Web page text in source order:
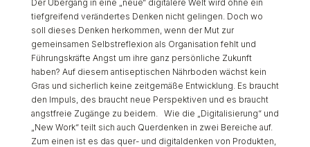
Der Übergang in eine „neue“ digitalere Welt wird ohne ein
tiefgreifend verändertes Denken nicht gelingen. Doch wo
soll dieses Denken herkommen, wenn der Mut zur
gemeinsamen Selbstreflexion als Organisation fehlt und
Führungskräfte Angst um ihre ganz persönliche Zukunft
haben? Auf diesem antiseptischen Nährboden wächst kein
Gras und sicherlich keine zeitgemäße Entwicklung. Es braucht
den Impuls, des braucht neue Perspektiven und es braucht
angstfreie Zugänge zu beidem. Wie die „Digitalisierung“ und
„New Work“ teilt sich auch Querdenken in zwei Bereiche auf.
Zum einen ist es das quer- und digitaldenken von Produkten,